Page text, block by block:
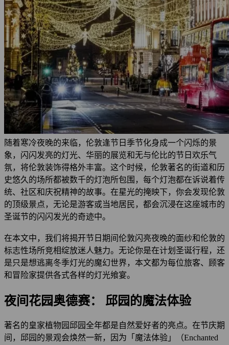
随着寒冷夜晚的来临，伦敦逢节日季节化身成一个闪烁的景
象，闪闪发亮的灯光、华丽的展览和无与伦比的节日欢乐气
氛，将伦敦装饰得格外丰富。这个时候，伦敦著名的街道和历
史悠久的场所都被数千的灯泡所包围，每个灯泡都在诉说着传
统、社区和庆祝精神的故事。在星光的掩映下，你会发现伦敦
的顶级景点，无论是游客或当地居民，都会沉浸在这座城市的
圣诞节的闪闪发光的奇迹中。
在本文中，我们将揭开节日期间伦敦闪亮夜晚的面纱和伦敦的
标志性场所竞相绽放迷人魅力。无论你是在计划圣诞行程，还
是只是想逃离冬季灯光的魔幻世界，本文都为每位旅客、顾客
和冒险家提供各式各样的灯光飨宴。
夜间花园奥德赛： 邱园的魔法体验
著名的皇家植物园邱园全年都是自然爱好者的亮点。在节庆期
间，邱园的景观会焕然一新，因为「魔法体验」（Enchanted